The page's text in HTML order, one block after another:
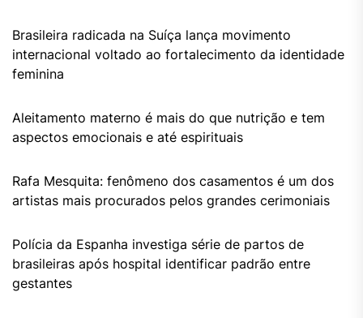
Brasileira radicada na Suíça lança movimento
internacional voltado ao fortalecimento da identidade
feminina
Aleitamento materno é mais do que nutrição e tem
aspectos emocionais e até espirituais
Rafa Mesquita: fenômeno dos casamentos é um dos
artistas mais procurados pelos grandes cerimoniais
Polícia da Espanha investiga série de partos de
brasileiras após hospital identificar padrão entre
gestantes